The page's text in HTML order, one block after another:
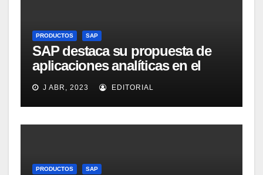
PRODUCTOS SAP
SAP destaca su propuesta de
aplicaciones analíticas en el
mercado español
J ABR, 2023 EDITORIAL
PRODUCTOS SAP